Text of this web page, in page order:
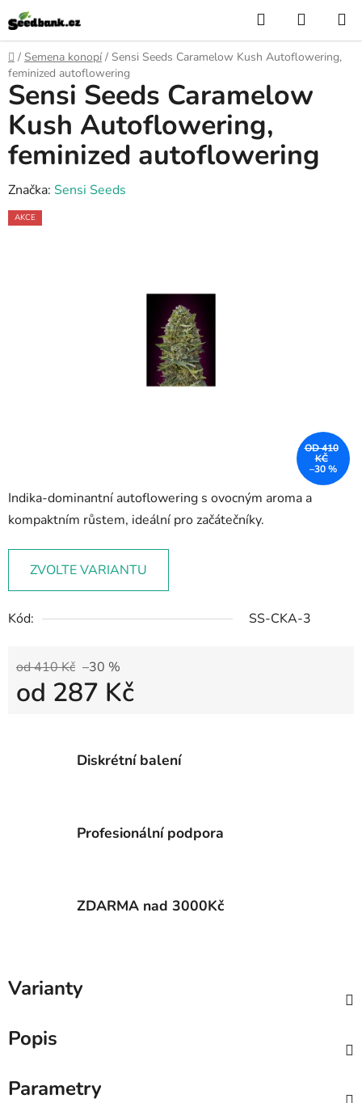
Přejít
na
obsah
Hledat
KOŠÍK
Domů
/ Semena konopí / Sensi Seeds Caramelow Kush Autoflowering,
feminized autoflowering
Indika-dominantní autoflowering s ovocným aroma a
kompaktním růstem, ideální pro začátečníky.
ZVOLTE VARIANTU
Kód: SS-CKA-3
od 410 Kč –30 %
od 287 Kč
Sensi Seeds Caramelow
Kush Autoflowering,
feminized autoflowering
Značka: Sensi Seeds
AKCE
OD 410
KČ
–30 %
Diskrétní balení
Profesionální podpora
ZDARMA nad 3000Kč
Varianty
Popis
Parametry